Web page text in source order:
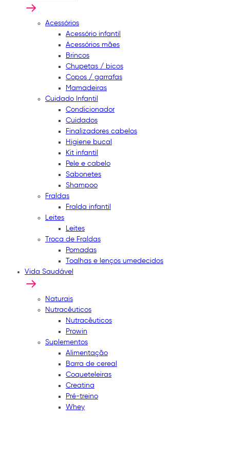
Acessórios
Acessório infantil
Acessórios mães
Brincos
Chupetas / bicos
Copos / garrafas
Mamadeiras
Cuidado Infantil
Condicionador
Cuidados
Finalizadores cabelos
Higiene bucal
Kit infantil
Pele e cabelo
Sabonetes
Shampoo
Fraldas
Fralda infantil
Leites
Leites
Troca de Fraldas
Pomadas
Toalhas e lenços umedecidos
Vida Saudável
Naturais
Nutracêuticos
Nutracêuticos
Prowin
Suplementos
Alimentação
Barra de cereal
Coqueteleiras
Creatina
Pré-treino
Whey